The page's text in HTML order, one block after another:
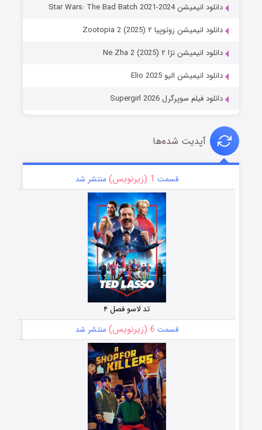
دانلود انیمیشن Star Wars: The Bad Batch 2021-2024
دانلود انیمیشن زوتوپیا ۲ Zootopia 2 (2025)
دانلود انیمیشن نژا ۲ Ne Zha 2 (2025)
دانلود انیمیشن الیو Elio 2025
دانلود فیلم سوپرگرل Supergirl 2026
آپدیت شده‌ها
قسمت 1 (زیرنویس) منتشر شد
تد لاسو فصل ۴
قسمت 6 (زیرنویس) منتشر شد